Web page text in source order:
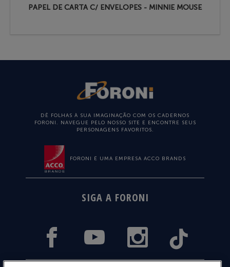
PAPEL DE CARTA C/ ENVELOPES - MINNIE MOUSE
DÊ FOLHAS À SUA IMAGINAÇÃO COM OS CADERNOS
FORONI. NAVEGUE PELO NOSSO SITE E ENCONTRE SEUS
PERSONAGENS FAVORITOS.
FORONI É UMA EMPRESA ACCO BRANDS
SIGA A FORONI